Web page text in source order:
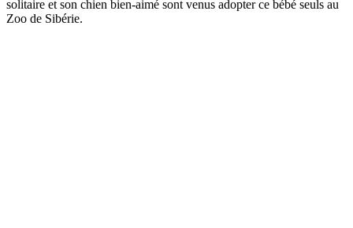
solitaire et son chien bien-aimé sont venus adopter ce bébé seuls au
Zoo de Sibérie.